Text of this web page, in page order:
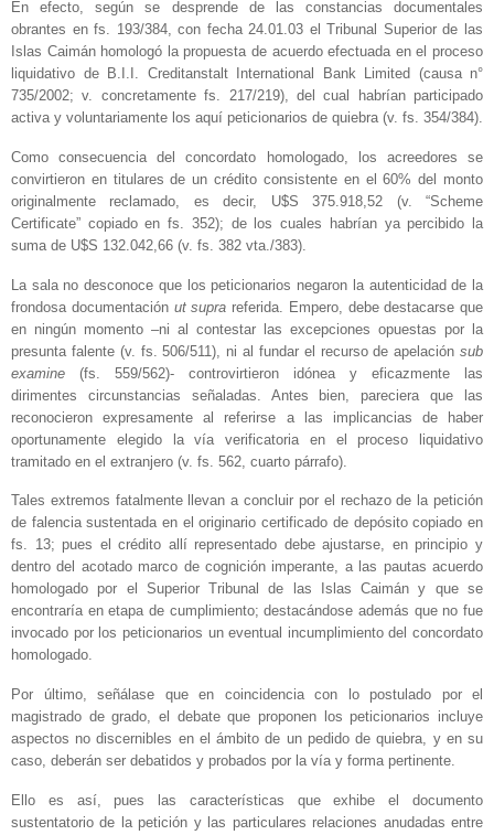
En efecto, según se desprende de las constancias documentales
obrantes en fs. 193/384, con fecha 24.01.03 el Tribunal Superior de las
Islas Caimán homologó la propuesta de acuerdo efectuada en el proceso
liquidativo de B.I.I. Creditanstalt International Bank Limited (causa n°
735/2002; v. concretamente fs. 217/219), del cual habrían participado
activa y voluntariamente los aquí peticionarios de quiebra (v. fs. 354/384).
Como consecuencia del concordato homologado, los acreedores se
convirtieron en titulares de un crédito consistente en el 60% del monto
originalmente reclamado, es decir, U$S 375.918,52 (v. “Scheme
Certificate” copiado en fs. 352); de los cuales habrían ya percibido la
suma de U$S 132.042,66 (v. fs. 382 vta./383).
La sala no desconoce que los peticionarios negaron la autenticidad de la
frondosa documentación ut supra referida. Empero, debe destacarse que
en ningún momento –ni al contestar las excepciones opuestas por la
presunta falente (v. fs. 506/511), ni al fundar el recurso de apelación sub
examine (fs. 559/562)- controvirtieron idónea y eficazmente las
dirimentes circunstancias señaladas. Antes bien, pareciera que las
reconocieron expresamente al referirse a las implicancias de haber
oportunamente elegido la vía verificatoria en el proceso liquidativo
tramitado en el extranjero (v. fs. 562, cuarto párrafo).
Tales extremos fatalmente llevan a concluir por el rechazo de la petición
de falencia sustentada en el originario certificado de depósito copiado en
fs. 13; pues el crédito allí representado debe ajustarse, en principio y
dentro del acotado marco de cognición imperante, a las pautas acuerdo
homologado por el Superior Tribunal de las Islas Caimán y que se
encontraría en etapa de cumplimiento; destacándose además que no fue
invocado por los peticionarios un eventual incumplimiento del concordato
homologado.
Por último, señálase que en coincidencia con lo postulado por el
magistrado de grado, el debate que proponen los peticionarios incluye
aspectos no discernibles en el ámbito de un pedido de quiebra, y en su
caso, deberán ser debatidos y probados por la vía y forma pertinente.
Ello es así, pues las características que exhibe el documento
sustentatorio de la petición y las particulares relaciones anudadas entre